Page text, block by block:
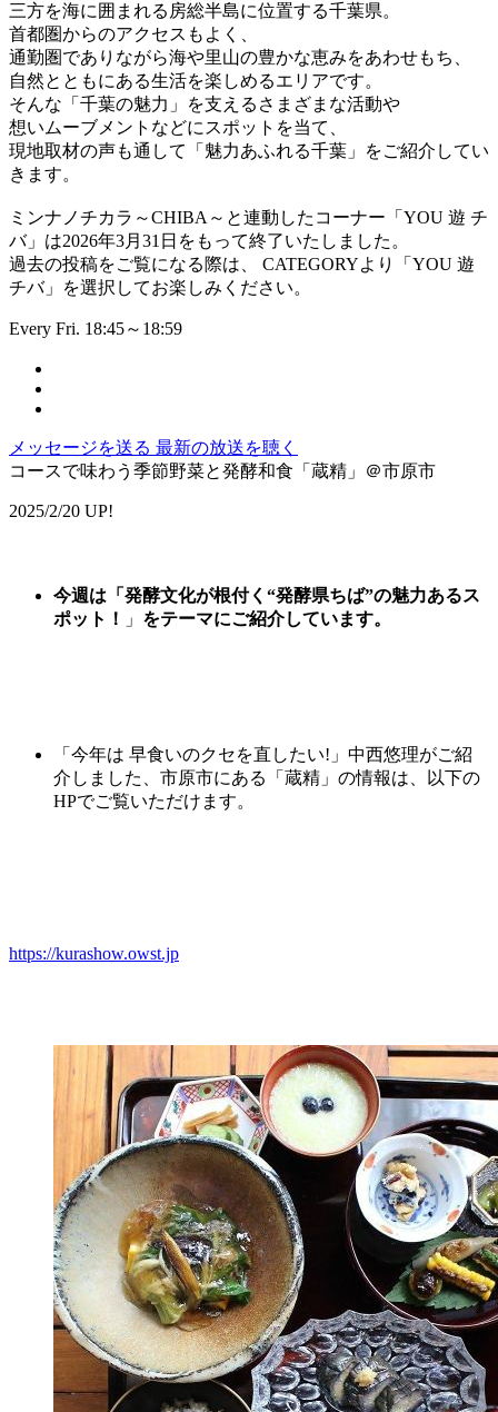
三方を海に囲まれる房総半島に位置する千葉県。
首都圏からのアクセスもよく、
通勤圏でありながら海や里山の豊かな恵みをあわせもち、
自然とともにある生活を楽しめるエリアです。
そんな「千葉の魅力」を支えるさまざまな活動や
想いムーブメントなどにスポットを当て、
現地取材の声も通して「魅力あふれる千葉」をご紹介してい
きます。
ミンナノチカラ～CHIBA～と連動したコーナー「YOU 遊 チ
バ」は2026年3月31日をもって終了いたしました。
過去の投稿をご覧になる際は、 CATEGORYより「YOU 遊
チバ」を選択してお楽しみください。
Every Fri. 18:45～18:59
メッセージを送る 最新の放送を聴く
コースで味わう季節野菜と発酵和食「蔵精」＠市原市
2025/2/20 UP!
今週は 「 発酵文化が根付く“発酵県ちば”の魅力あるス
ポット ！ 」 をテーマにご紹介しています。
「今年は 早食いのクセを直したい!」中西悠理がご紹
介しました、市原市にある「蔵精」 の情報は、以下の
HPでご覧いただけます。
https://kurashow.owst.jp